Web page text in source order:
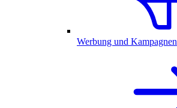
Werbung und Kampagnen